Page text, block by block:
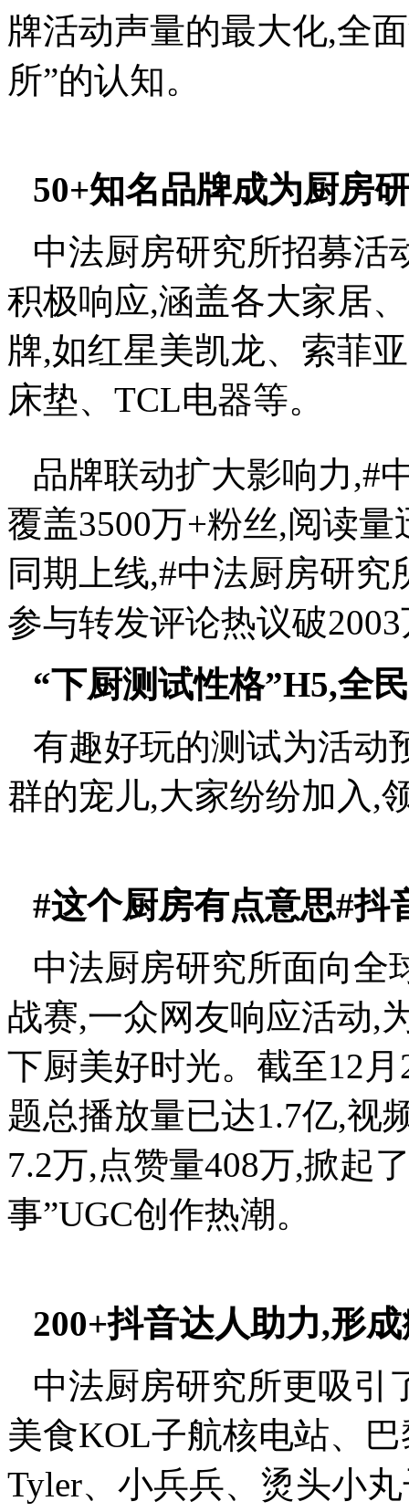
牌活动声量的最大化,全
所”的认知。
50+知名品牌成为厨房
中法厨房研究所招募活
积极响应,涵盖各大家居
牌,如红星美凯龙、索菲
床垫、TCL电器等。
品牌联动扩大影响力,#
覆盖3500万+粉丝,阅读
同期上线,#中法厨房研究
参与转发评论热议破
“下厨测试性格”H5,全
有趣好玩的测试为活动
群的宠儿,大家纷纷加入,
#这个厨房有点意思#抖
中法厨房研究所面向全
战赛,一众网友响应活动,
下厨美好时光。截至12
题总播放量已达1.7亿,视
7.2万,点赞量408万,掀起
事”UGC创作热潮。
200+抖音达人助力,形
中法厨房研究所更吸引
美食KOL子航核电站、
Tyler、小兵兵、烫头小